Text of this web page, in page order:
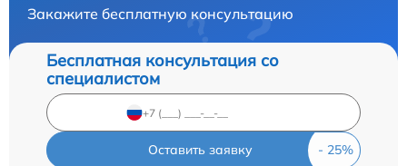
Закажите бесплатную консультацию
Бесплатная консультация со
специалистом
Оставить заявку